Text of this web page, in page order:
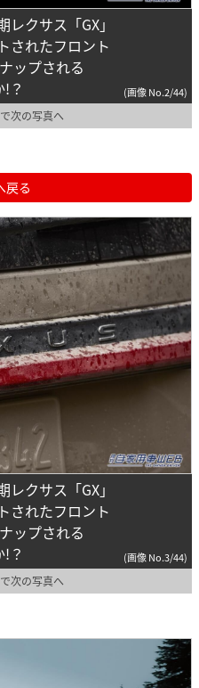
クサス「GX」
されたフロント
ップされる
？
(画像 No.2/44)
次の写真へ
戻る
クサス「GX」
されたフロント
ップされる
？
(画像 No.3/44)
次の写真へ